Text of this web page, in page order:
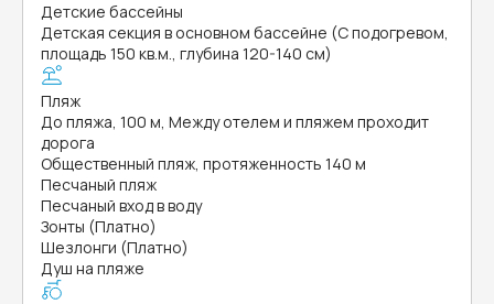
Детские бассейны
Детская секция в основном бассейне (С подогревом,
площадь 150 кв.м., глубина 120-140 см)
Пляж
До пляжа, 100 м, Между отелем и пляжем проходит
дорога
Общественный пляж, протяженность 140 м
Песчаный пляж
Песчаный вход в воду
Зонты (Платно)
Шезлонги (Платно)
Душ на пляже